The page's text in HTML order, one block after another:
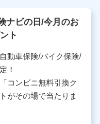
内容の正確な把握のため
連絡先
橋人形町2-14-10 アー
ス
いて
ナビの日/今月のお
ト
動車保険/バイク保険/
！
コンビニ無料引換ク
がその場で当たりま